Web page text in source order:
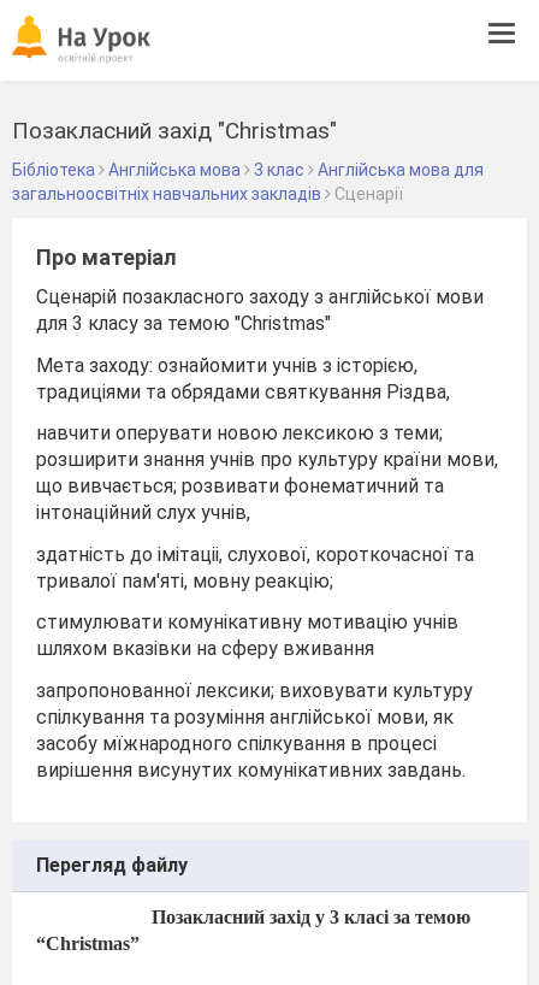
Позакласний захід "Christmas"
Бібліотека Англійська мова 3 клас
Англійська мова для
загальноосвітніх навчальних закладів
Сценарії
Про матеріал
Сценарій позакласного заходу з англійської мови
для 3 класу за темою "Christmas"
Мета заходу: ознайомити учнів з історією,
традиціями та обрядами святкування Різдва,
навчити оперувати новою лексикою з теми;
розширити знання учнів про культуру країни мови,
що вивчається; розвивати фонематичний та
інтонаційний слух учнів,
здатність до імітаціі, слухової, короткочасної та
тривалої пам'яті, мовну реакцію;
стимулювати комунікативну мотивацію учнів
шляхом вказівки на сферу вживання
запропонованної лексики; виховувати культуру
спілкування та розуміння англійської мови, як
засобу мїжнародного спілкування в процесі
вирішення висунутих комунікативних завдань.
Перегляд файлу
Позакласний захід у 3 класі за темою
“Christmas”